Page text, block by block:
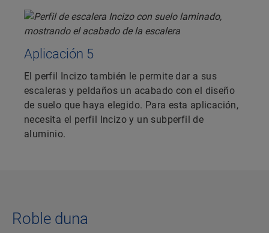
Aplicación 5
El perfil Incizo también le permite dar a sus
escaleras y peldaños un acabado con el diseño
de suelo que haya elegido. Para esta aplicación,
necesita el perfil Incizo y un subperfil de
aluminio.
Roble duna